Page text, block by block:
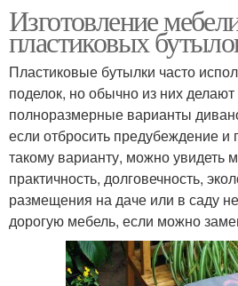
Изготовление
пластиковых
Пластиковые бутылки часто
поделок, но обычно из них
полноразмерные варианты
если отбросить предубеждение и
такому варианту, можно увидеть
практичность, долговечность,
размещения на даче или в саду
дорогую мебель, если можно